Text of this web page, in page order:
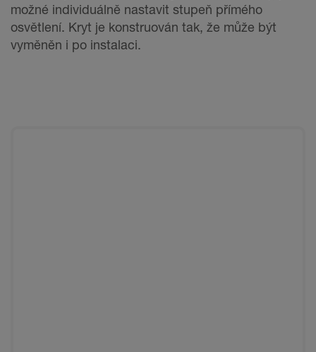
možné individuálně nastavit stupeň přímého
osvětlení. Kryt je konstruován tak, že může být
vyměněn i po instalaci.